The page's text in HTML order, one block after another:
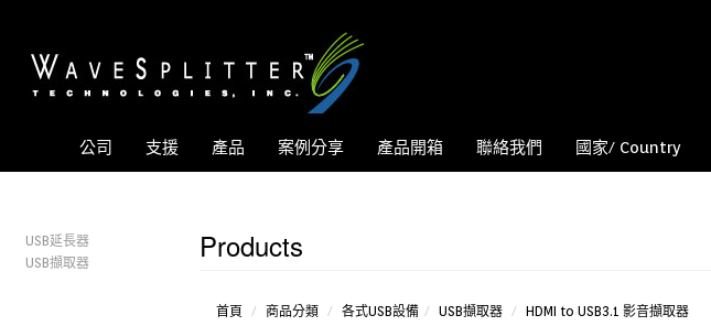
公司 支援 產品 案例分享 產品開箱 聯絡我們 國家/ Country
USB延長器
USB擷取器
Products
首頁 商品分類 各式USB設備 USB擷取器 HDMI to USB3.1 影音擷取器